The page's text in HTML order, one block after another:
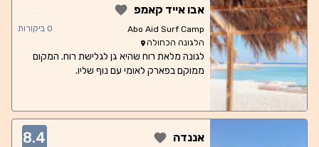
אבו אייד קאמפ
Abo Aid Surf Camp
הלגונה הכחולה
-
0 ביקורות
לגונה מלאת רוח שהיא גן לגלישת רוח. המקום
ממוקם בפארק לאומי עם נוף שליו.
אננדה 8.4